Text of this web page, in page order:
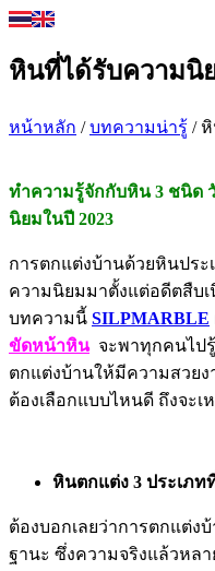
หินที่ได้รับความนิ
หน้าหลัก /บทความน่ารู้ /
ทำความรู้จักกับหิน 3 ชนิด
นิยมในปี 2023
การตกแต่งบ้านด้วยหินประ
ความนิยมมาตั้งแต่อดีตสืบ
บทความนี้ SILPMARBLE
ขัดหน้าหินจะพาทุกคนไปรู้
ตกแต่งบ้านให้มีความสวย
ต้องเลือกแบบไหนดี ถึงจะเ
หินตกแต่ง 3 ประเภ
ต้องบอกเลยว่าการตกแต่ง
ฐานะ ซึ่งความจริงแล้วหล